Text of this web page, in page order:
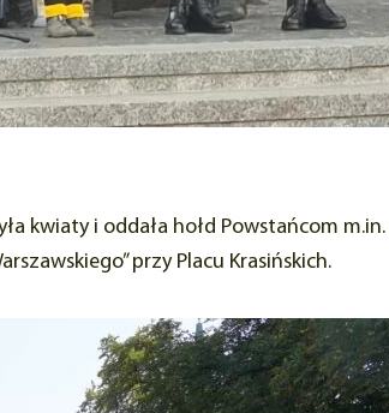
kwiaty i oddała hołd Powstańcom
przy Placu Krasińskich.